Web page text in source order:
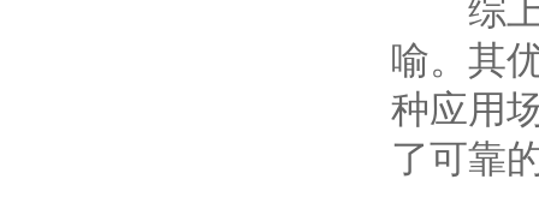
综上
喻。其
种应用
了可靠